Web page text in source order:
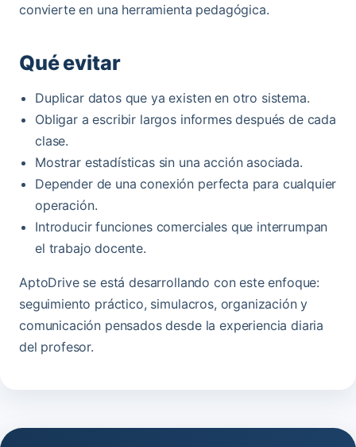
convierte en una herramienta pedagógica.
Qué evitar
Duplicar datos que ya existen en otro sistema.
Obligar a escribir largos informes después de cada
clase.
Mostrar estadísticas sin una acción asociada.
Depender de una conexión perfecta para cualquier
operación.
Introducir funciones comerciales que interrumpan
el trabajo docente.
AptoDrive se está desarrollando con este enfoque:
seguimiento práctico, simulacros, organización y
comunicación pensados desde la experiencia diaria
del profesor.